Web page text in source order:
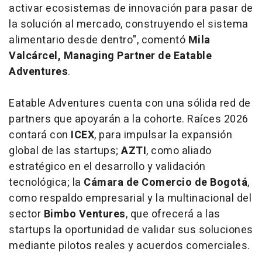
activar ecosistemas de innovación para pasar de
la solución al mercado, construyendo el sistema
alimentario desde dentro", comentó Mila
Valcárcel, Managing Partner de Eatable
Adventures.
Eatable Adventures cuenta con una sólida red de
partners que apoyarán a la cohorte. Raíces 2026
contará con ICEX, para impulsar la expansión
global de las startups; AZTI, como aliado
estratégico en el desarrollo y validación
tecnológica; la Cámara de Comercio de Bogotá,
como respaldo empresarial y la multinacional del
sector Bimbo Ventures, que ofrecerá a las
startups la oportunidad de validar sus soluciones
mediante pilotos reales y acuerdos comerciales.